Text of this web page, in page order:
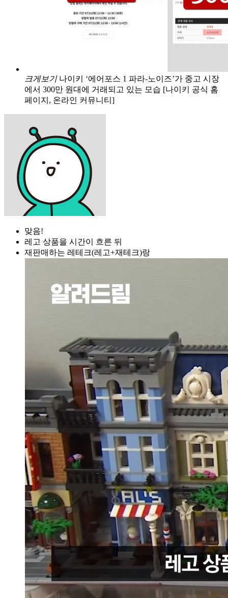
크게보기 나이키 ‘에어포스 1 파라-노이즈’가 중고 시장
에서 300만 원대에 거래되고 있는 모습 [나이키 공식 홈
페이지, 온라인 커뮤니티]
맞음!
레고 상품을 시간이 흐른 뒤
재판매하는 레테크(레고+재테크)랑